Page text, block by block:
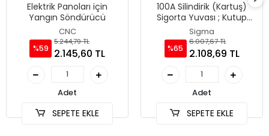
Elektrik Panoları için
Yangın Söndürücü
CNC
%59
5.244,79 TL
2.145,60 TL
Adet
SEPETE EKLE
100A Silindirik (Kartuş)
Sigorta Yuvası ; Kutup
Sayısı : 3
Sigma
%65
6.007,67 TL
2.108,69 TL
Adet
SEPETE EKLE